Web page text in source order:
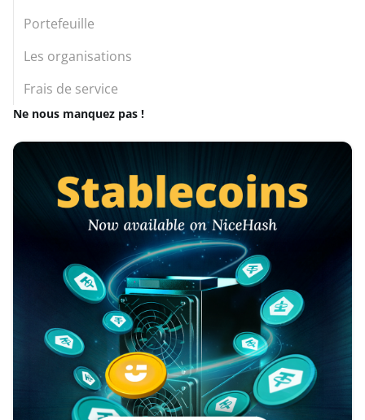
Portefeuille
Les organisations
Frais de service
Ne nous manquez pas !